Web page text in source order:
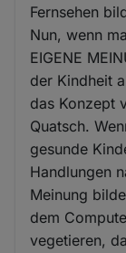
Fernsehen
Nun, wenn
EIGENE
der Kindheit
das Konzept
Quatsch.
gesunde
Handlungen
Meinung
dem
vegetieren,